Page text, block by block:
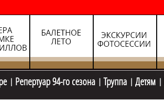
Репертуар 94-го сезона Труппа Детям